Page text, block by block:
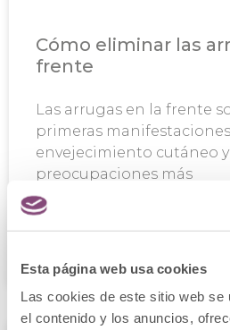
Esta página web usa cookies
Las cookies de este sitio web se
el contenido y los anuncios,
Cómo eliminar las
frente
Las arrugas en la frente
primeras manifestaciones
envejecimiento cutáneo
preocupaciones más
LEER MÁS
Clínica Menorca 9 diciembre,